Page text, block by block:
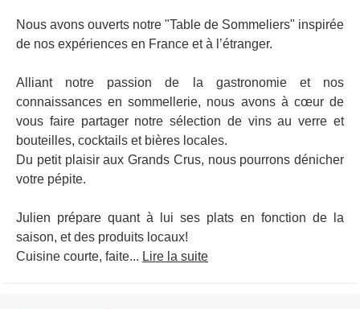
Nous avons ouverts notre "Table de Sommeliers" inspirée
de nos expériences en France et à l’étranger.
Alliant notre passion de la gastronomie et nos
connaissances en sommellerie, nous avons à cœur de
vous faire partager notre sélection de vins au verre et
bouteilles, cocktails et bières locales.
Du petit plaisir aux Grands Crus, nous pourrons dénicher
votre pépite.
Julien prépare quant à lui ses plats en fonction de la
saison, et des produits locaux!
Cuisine courte, faite... Lire la suite